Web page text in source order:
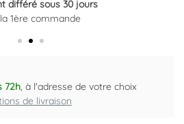
différé sous 30 jours
1ère commande
gratuit sous 14 jours
d'informations ici
72h, à l'adresse de votre choix
de livraison